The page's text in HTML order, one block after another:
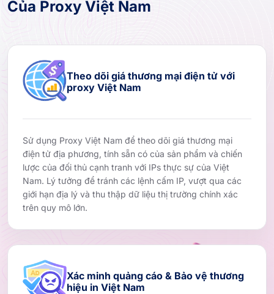
Của Proxy Việt Nam
Theo dõi giá thương mại điện tử với
proxy Việt Nam
Sử dụng Proxy Việt Nam để theo dõi giá thương mại
điện tử địa phương, tính sẵn có của sản phẩm và chiến
lược của đối thủ cạnh tranh với IPs thực sự của Việt
Nam. Lý tưởng để tránh các lệnh cấm IP, vượt qua các
giới hạn địa lý và thu thập dữ liệu thị trường chính xác
trên quy mô lớn.
Xác minh quảng cáo & Bảo vệ thương
hiệu in Việt Nam